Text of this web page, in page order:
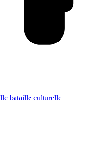
bataille culturelle